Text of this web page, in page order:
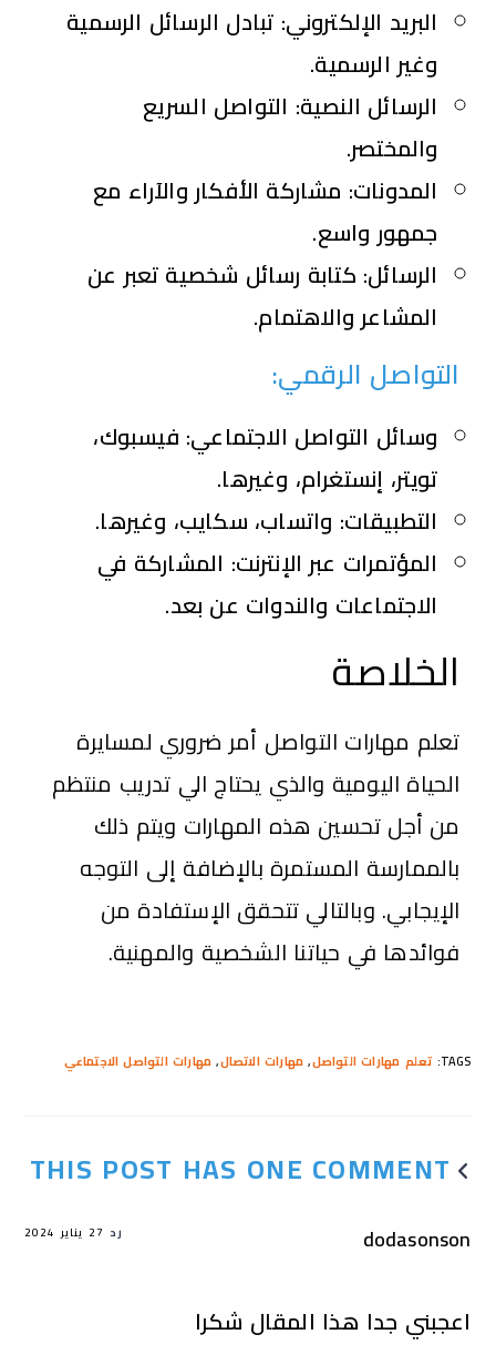
البريد الإلكتروني: تبادل الرسائل الرسمية
وغير الرسمية.
الرسائل النصية: التواصل السريع
والمختصر.
المدونات: مشاركة الأفكار والآراء مع
جمهور واسع.
الرسائل: كتابة رسائل شخصية تعبر عن
المشاعر والاهتمام.
التواصل الرقمي:
وسائل التواصل الاجتماعي: فيسبوك،
تويتر، إنستغرام، وغيرها.
التطبيقات: واتساب، سكايب، وغيرها.
المؤتمرات عبر الإنترنت: المشاركة في
الاجتماعات والندوات عن بعد.
الخلاصة
تعلم مهارات التواصل أمر ضروري لمسايرة
الحياة اليومية والذي يحتاج الي تدريب منتظم
من أجل تحسين هذه المهارات ويتم ذلك
بالممارسة المستمرة بالإضافة إلى التوجه
الإيجابي. وبالتالي تتحقق الإستفادة من
فوائدها في حياتنا الشخصية والمهنية.
TAGS
:تعلم مهارات التواصل, مهارات الاتصال, مهارات التواصل الاجتماعي
THIS POST HAS ONE COMMENT
dodasonson رد 27 يناير 2024
اعجبني جدا هذا المقال شكرا